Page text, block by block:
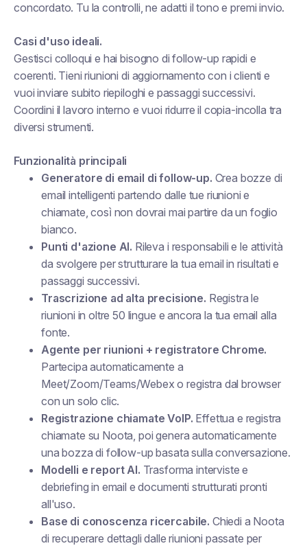
concordato. Tu la controlli, ne adatti il tono e premi invio.
Casi d'uso ideali.
Gestisci colloqui e hai bisogno di follow-up rapidi e
coerenti. Tieni riunioni di aggiornamento con i clienti e
vuoi inviare subito riepiloghi e passaggi successivi.
Coordini il lavoro interno e vuoi ridurre il copia-incolla tra
diversi strumenti.
Funzionalità principali
Generatore di email di follow-up. Crea bozze di
email intelligenti partendo dalle tue riunioni e
chiamate, così non dovrai mai partire da un foglio
bianco.
Punti d'azione AI. Rileva i responsabili e le attività
da svolgere per strutturare la tua email in risultati e
passaggi successivi.
Trascrizione ad alta precisione. Registra le
riunioni in oltre 50 lingue e ancora la tua email alla
fonte.
Agente per riunioni + registratore Chrome.
Partecipa automaticamente a
Meet/Zoom/Teams/Webex o registra dal browser
con un solo clic.
Registrazione chiamate VoIP. Effettua e registra
chiamate su Noota, poi genera automaticamente
una bozza di follow-up basata sulla conversazione.
Modelli e report AI. Trasforma interviste e
debriefing in email e documenti strutturati pronti
all'uso.
Base di conoscenza ricercabile. Chiedi a Noota
di recuperare dettagli dalle riunioni passate per